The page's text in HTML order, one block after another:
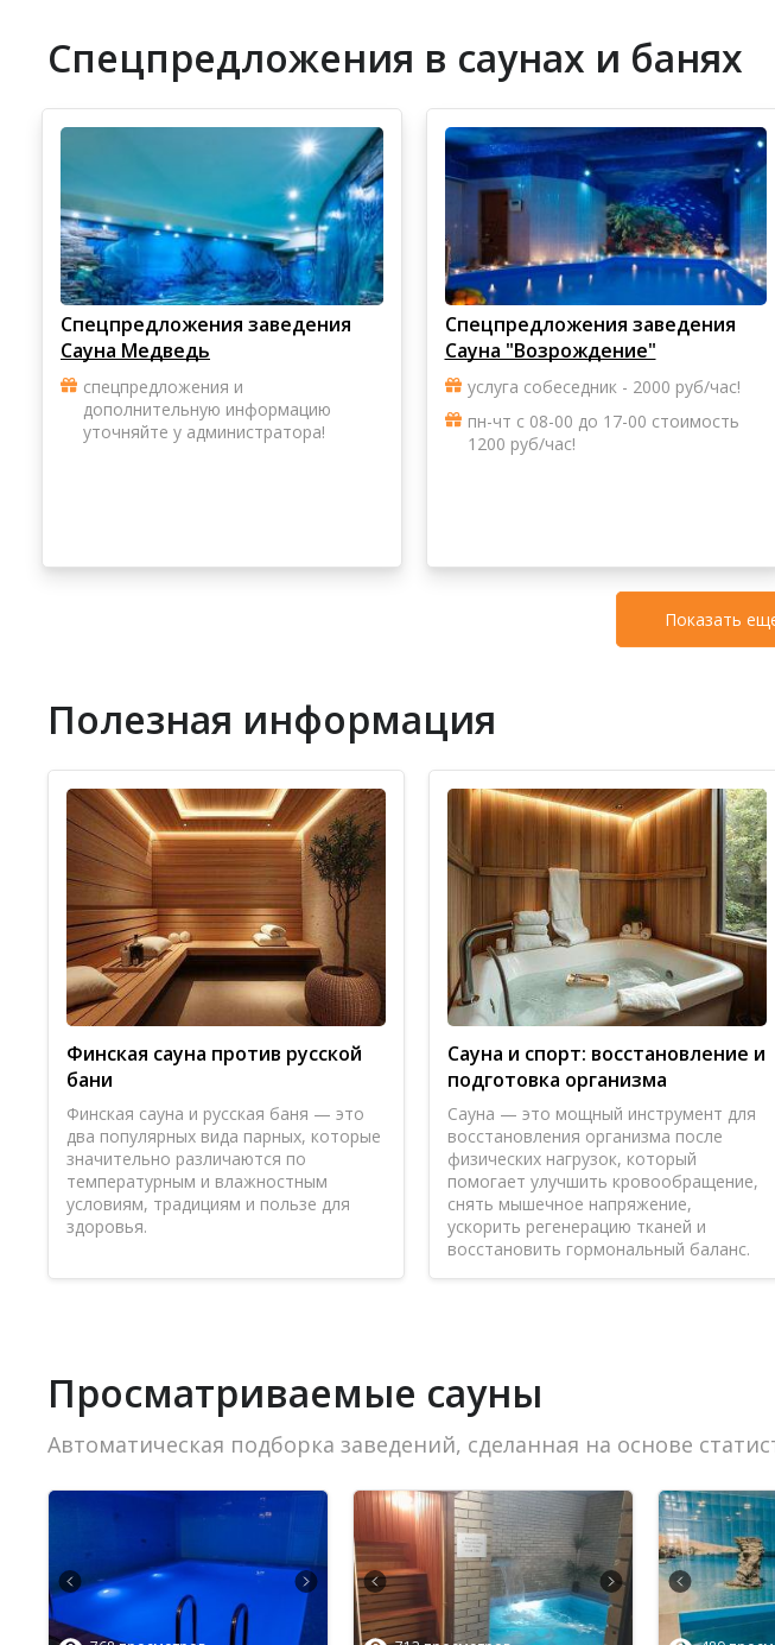
Спецпредложения в саунах и банях
Спецпредложения заведения
Сауна Медведь
спецпредложения и
дополнительную информацию
уточняйте у администратора!
Спецпредложения заведения
Сауна "Возрождение"
услуга собеседник - 2000 руб/час!
пн-чт с 08-00 до 17-00 стоимость
1200 руб/час!
Показать
Полезная информация
Финская сауна против русской
бани
Финская сауна и русская баня — это
два популярных вида парных, которые
значительно различаются по
температурным и влажностным
условиям, традициям и пользе для
здоровья.
Сауна и спорт: восстановление и
подготовка организма
Сауна — это мощный инструмент для
восстановления организма после
физических нагрузок, который
помогает улучшить кровообращение,
снять мышечное напряжение,
ускорить регенерацию тканей и
восстановить гормональный баланс.
Просматриваемые сауны
Автоматическая подборка заведений, сделанная на основе